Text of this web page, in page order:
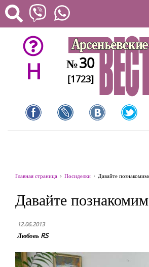
H №30
[1723]
Главная страница Посиделки Давайте
Давайте
12.06.2013
Любовь RS